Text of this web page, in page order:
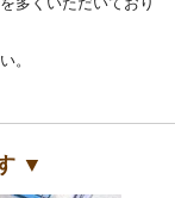
。
▼